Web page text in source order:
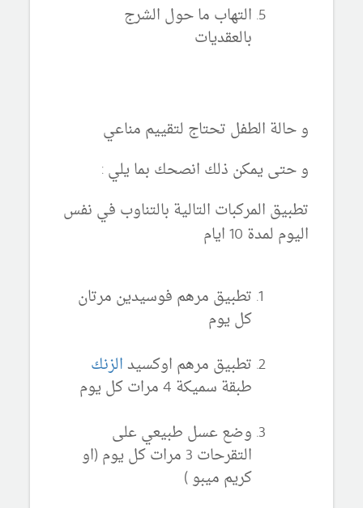
التهاب ما حول الشرج
بالعقديات
و حالة الطفل تحتاج لتقييم مناعي
و حتى يمكن ذلك انصحك بما يلي :
تطبيق المركبات التالية بالتناوب في نفس
اليوم لمدة 10 ايام
تطبيق مرهم فوسيدين مرتان
كل يوم
تطبيق مرهم اوكسيدالزنك
طبقة سميكة 4 مرات كل يوم
وضع عسل طبيعي على
التقرحات 3 مرات كل يوم (او
كريم ميبو )